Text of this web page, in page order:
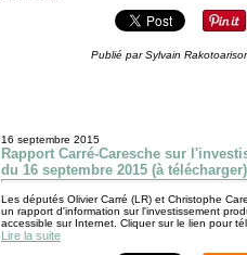
Publié par Sylvain
16 septembre 2015
Rapport Carré-Caresche sur
du 16 septembre 2015 (à télécharger)
Les députés Olivier Carré (LR) et Christophe
un rapport d'information sur l'investissement
accessible sur Internet. Cliquer sur le lien pour
Lire la suite